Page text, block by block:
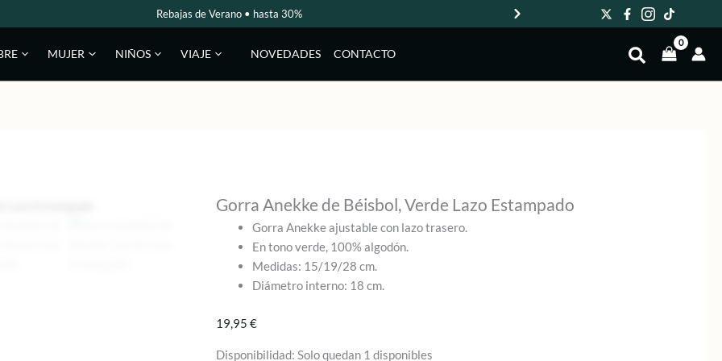
Rebajas de Verano • hasta 30%
MUJER NIÑOS VIAJE NOVEDADES CONTACTO
Gorra Anekke de Béisbol, Verde Lazo Estampado
Gorra Anekke ajustable con lazo trasero.
En tono verde, 100% algodón.
Medidas: 15/19/28 cm.
Diámetro interno: 18 cm.
19,95€
Disponibilidad: Solo quedan 1 disponibles